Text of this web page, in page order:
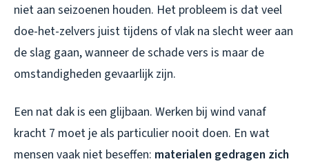
niet aan seizoenen houden. Het probleem is dat veel
doe-het-zelvers juist tijdens of vlak na slecht weer aan
de slag gaan, wanneer de schade vers is maar de
omstandigheden gevaarlijk zijn.
Een nat dak is een glijbaan. Werken bij wind vanaf
kracht 7 moet je als particulier nooit doen. En wat
mensen vaak niet beseffen: materialen gedragen zich